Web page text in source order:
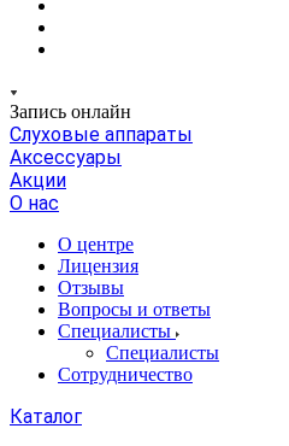
Запись онлайн
Слуховые аппараты
Аксессуары
Акции
О нас
О центре
Лицензия
Отзывы
Вопросы и ответы
Специалисты
Специалисты
Сотрудничество
Каталог